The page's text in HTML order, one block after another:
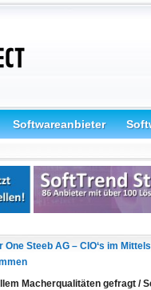
Softwareanbieter
One Steeb AG – CIO‘s im
Macherqualitäten gefragt /